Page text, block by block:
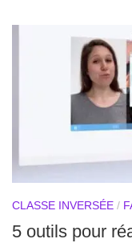
CLASSE INVERSÉE /
5 outils pour